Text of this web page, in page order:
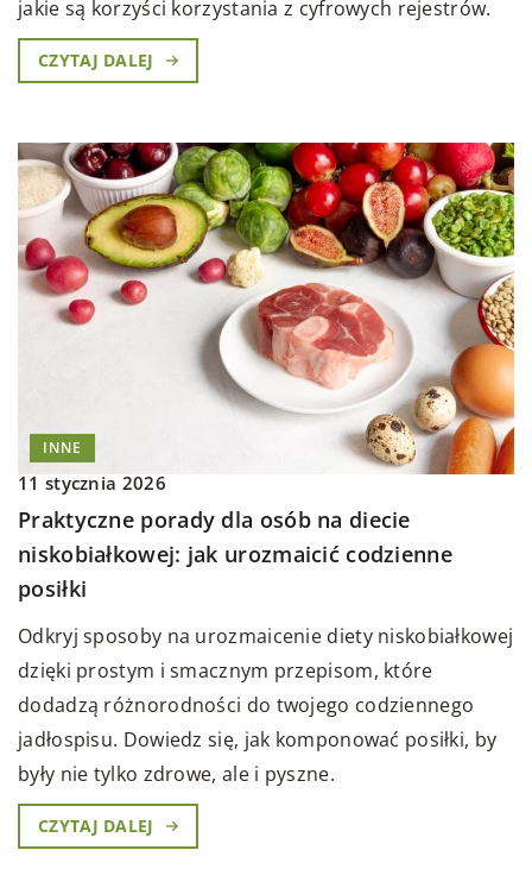
jakie są korzyści korzystania z cyfrowych rejestrów.
CZYTAJ DALEJ
INNE
11 stycznia 2026
Praktyczne porady dla osób na diecie
niskobiałkowej: jak urozmaicić codzienne
posiłki
Odkryj sposoby na urozmaicenie diety niskobiałkowej
dzięki prostym i smacznym przepisom, które
dodadzą różnorodności do twojego codziennego
jadłospisu. Dowiedz się, jak komponować posiłki, by
były nie tylko zdrowe, ale i pyszne.
CZYTAJ DALEJ